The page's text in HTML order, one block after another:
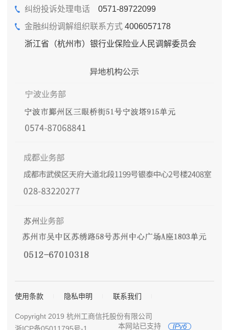
纠纷投诉处理电话0571-89722099
金融纠纷调解组织联系方式4006057178
浙江省（杭州市）银行业保险业人民调解委员会
使用条款 隐私申明 联系我们
Copyright 2019 杭州工商信托股份有限公司
本网站已支持